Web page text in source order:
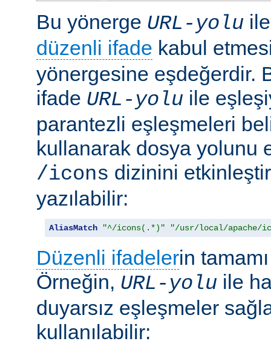
Bu yönerge URL-yolu
düzenli ifade kabul
yönergesine eşdeğerdir.
ifade URL-yolu ile
parantezli eşleşmeleri
kullanarak dosya yolunu
/icons dizinini
yazılabilir:
AliasMatch "^/icons(.*)" "/usr/local/apache/
Düzenli ifadelerin
Örneğin, URL-yolu ile
duyarsız eşleşmeler
kullanılabilir: